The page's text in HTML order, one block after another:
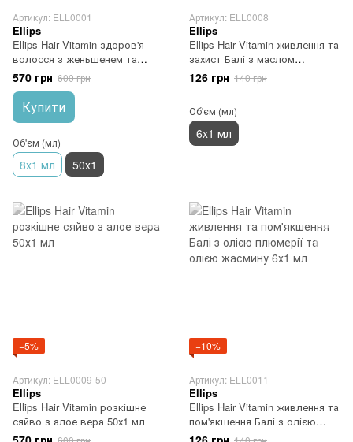
Артикул: ELL0001
Ellips
Ellips Hair Vitamin здоров'я
волосся з женьшенем та
медом 50х1 мл
570 грн 600 грн
Купити
Об'єм (мл)
8x1 мл 50х1
Артикул: ELL0008
Ellips
Ellips Hair Vitamin живлення та
захист Балі з маслом
плюмерії та маслом
розмарину 6х1 мл
126 грн 140 грн
Об'єм (мл)
6x1 мл
−5%
Артикул: ELL0009-50
Ellips
Ellips Hair Vitamin розкішне
сяйво з алое вера 50х1 мл
−10%
Артикул: ELL0011
Ellips
Ellips Hair Vitamin живлення та
пом'якшення Балі з олією
плюмерії та олією жасмину